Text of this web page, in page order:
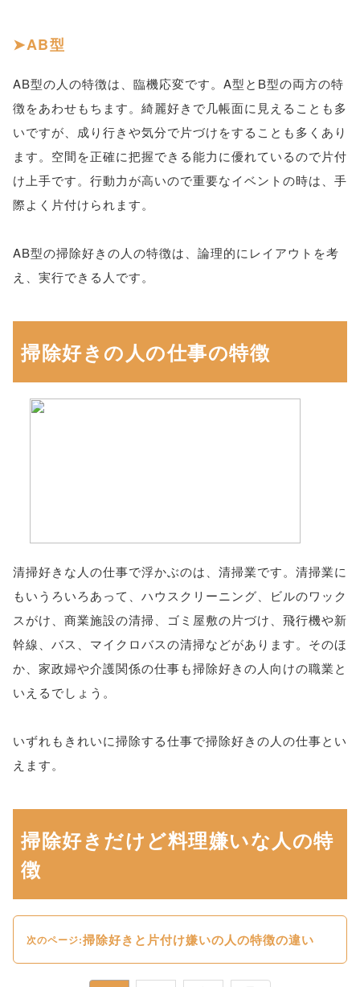
AB型
AB型の人の特徴は、臨機応変です。A型とB型の両方の特
徴をあわせもちます。綺麗好きで几帳面に見えることも多
いですが、成り行きや気分で片づけをすることも多くあり
ます。空間を正確に把握できる能力に優れているので片付
け上手です。行動力が高いので重要なイベントの時は、手
際よく片付けられます。
AB型の掃除好きの人の特徴は、論理的にレイアウトを考
え、実行できる人です。
掃除好きの人の仕事の特徴
清掃好きな人の仕事で浮かぶのは、清掃業です。清掃業に
もいうろいろあって、ハウスクリーニング、ビルのワック
スがけ、商業施設の清掃、ゴミ屋敷の片づけ、飛行機や新
幹線、バス、マイクロバスの清掃などがあります。そのほ
か、家政婦や介護関係の仕事も掃除好きの人向けの職業と
いえるでしょう。
いずれもきれいに掃除する仕事で掃除好きの人の仕事とい
えます。
掃除好きだけど料理嫌いな人の特
徴
次のページ:掃除好きと片付け嫌いの人の特徴の違い